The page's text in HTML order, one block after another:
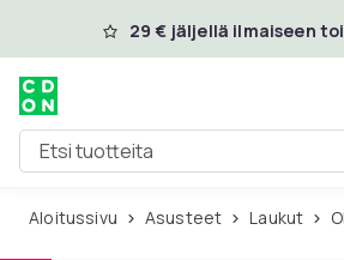
Ohita ja siirry pääsisältöön
29 € jäljellä ilmaiseen
Etsi tuotteita
Aloitussivu Asusteet Laukut